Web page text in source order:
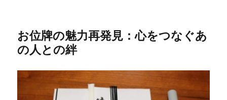
お位牌の魅力再発見：心をつなぐあ
の人との絆